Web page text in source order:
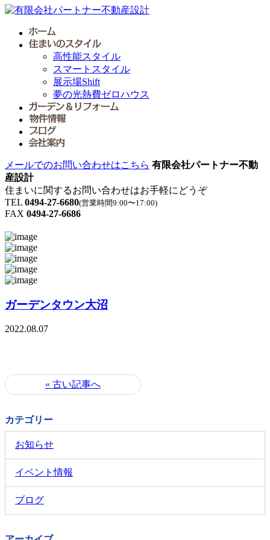
高性能スタイル
スマートスタイル
展示場Shift
夢の光熱費ゼロハウス
メールでのお問い合わせはこちら 有限会社パートナー不動
産設計
住まいに関するお問い合わせはお手軽にどうぞ
TEL 0494-27-6680(営業時間9:00〜17:00)
FAX 0494-27-6686
ガーデンタウン大沼
2022.08.07
« 古い記事へ
カテゴリー
お知らせ
イベント情報
ブログ